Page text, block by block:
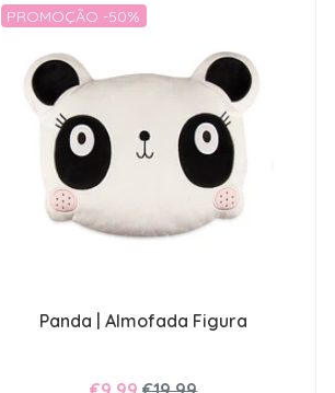
PROMOÇÃO -50%
Panda | Almofada Figura